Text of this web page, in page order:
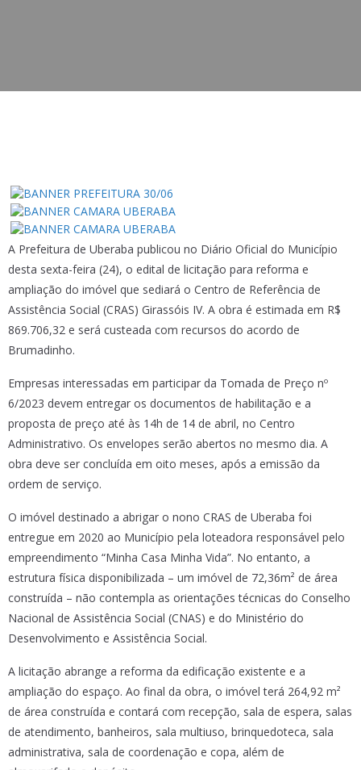
A Prefeitura de Uberaba publicou no Diário Oficial do Município
desta sexta-feira (24), o edital de licitação para reforma e
ampliação do imóvel que sediará o Centro de Referência de
Assistência Social (CRAS) Girassóis IV. A obra é estimada em R$
869.706,32 e será custeada com recursos do acordo de
Brumadinho.
Empresas interessadas em participar da Tomada de Preço nº
6/2023 devem entregar os documentos de habilitação e a
proposta de preço até às 14h de 14 de abril, no Centro
Administrativo. Os envelopes serão abertos no mesmo dia. A
obra deve ser concluída em oito meses, após a emissão da
ordem de serviço.
O imóvel destinado a abrigar o nono CRAS de Uberaba foi
entregue em 2020 ao Município pela loteadora responsável pelo
empreendimento “Minha Casa Minha Vida”. No entanto, a
estrutura física disponibilizada – um imóvel de 72,36m² de área
construída – não contempla as orientações técnicas do Conselho
Nacional de Assistência Social (CNAS) e do Ministério do
Desenvolvimento e Assistência Social.
A licitação abrange a reforma da edificação existente e a
ampliação do espaço. Ao final da obra, o imóvel terá 264,92 m²
de área construída e contará com recepção, sala de espera, salas
de atendimento, banheiros, sala multiuso, brinquedoteca, sala
administrativa, sala de coordenação e copa, além de